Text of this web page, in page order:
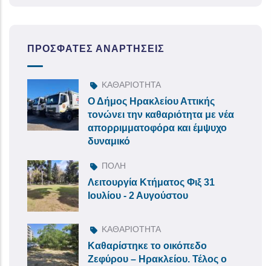
ΠΡΌΣΦΑΤΕΣ ΑΝΑΡΤΉΣΕΙΣ
ΚΑΘΑΡΙΟΤΗΤΑ
Ο Δήμος Ηρακλείου Αττικής
τονώνει την καθαριότητα με νέα
απορριμματοφόρα και έμψυχο
δυναμικό
ΠΟΛΗ
Λειτουργία Κτήματος Φιξ 31
Ιουλίου - 2 Αυγούστου
ΚΑΘΑΡΙΟΤΗΤΑ
Καθαρίστηκε το οικόπεδο
Ζεφύρου – Ηρακλείου. Τέλος ο